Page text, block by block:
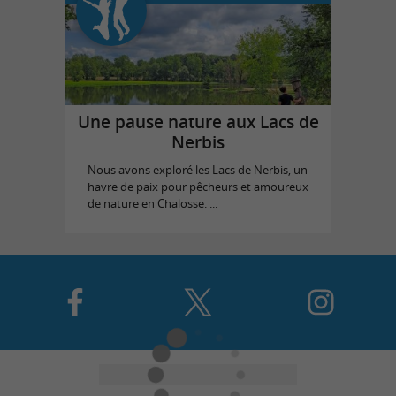
Une pause nature aux Lacs de
Nerbis
Nous avons exploré les Lacs de Nerbis, un
havre de paix pour pêcheurs et amoureux
de nature en Chalosse. ...